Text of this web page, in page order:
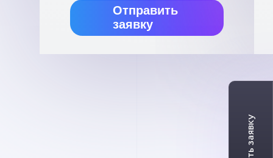
Отправить
заявку